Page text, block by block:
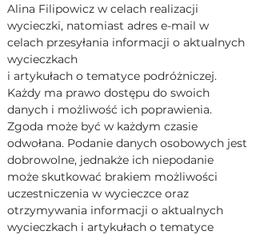
Alina Filipowicz w celach realizacji
wycieczki, natomiast adres e-mail w
celach przesyłania informacji o aktualnych
wycieczkach
i artykułach o tematyce podróżniczej.
Każdy ma prawo dostępu do swoich
danych i możliwość ich poprawienia.
Zgoda może być w każdym czasie
odwołana. Podanie danych osobowych jest
dobrowolne, jednakże ich niepodanie
może skutkować brakiem możliwości
uczestniczenia w wycieczce oraz
otrzymywania informacji o aktualnych
wycieczkach i artykułach o tematyce